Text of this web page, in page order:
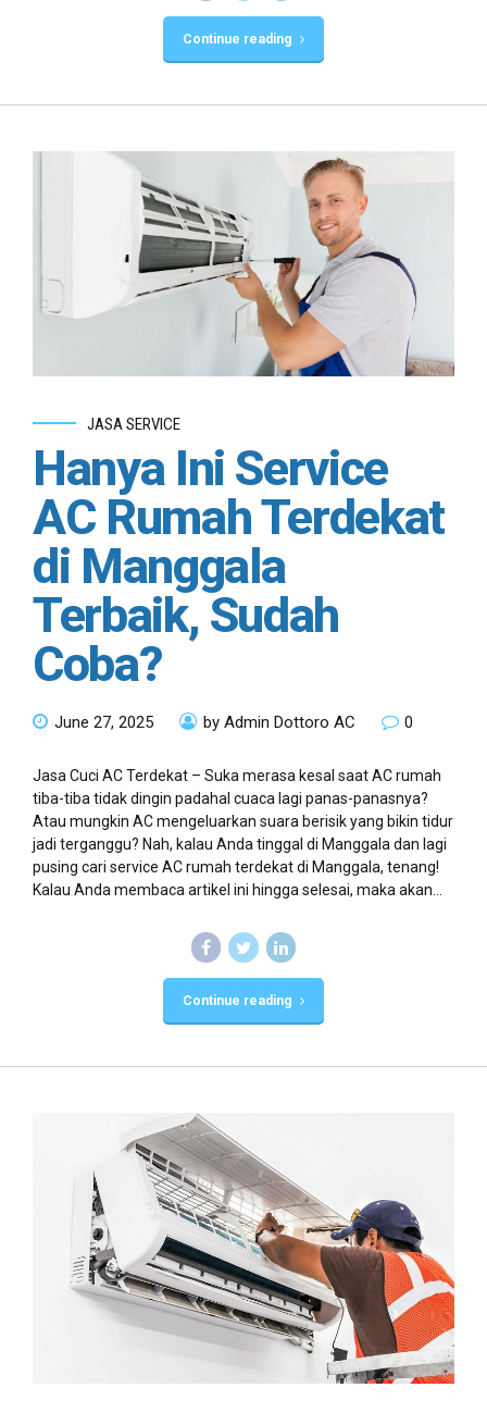
Continue reading
JASA SERVICE
Hanya Ini Service
AC Rumah Terdekat
di Manggala
Terbaik, Sudah
Coba?
June 27, 2025 by Admin Dottoro AC 0
Jasa Cuci AC Terdekat – Suka merasa kesal saat AC rumah
tiba-tiba tidak dingin padahal cuaca lagi panas-panasnya?
Atau mungkin AC mengeluarkan suara berisik yang bikin tidur
jadi terganggu? Nah, kalau Anda tinggal di Manggala dan lagi
pusing cari service AC rumah terdekat di Manggala, tenang!
Kalau Anda membaca artikel ini hingga selesai, maka akan...
Continue reading